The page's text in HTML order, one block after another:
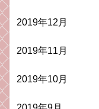
2019年12月
2019年11月
2019年10月